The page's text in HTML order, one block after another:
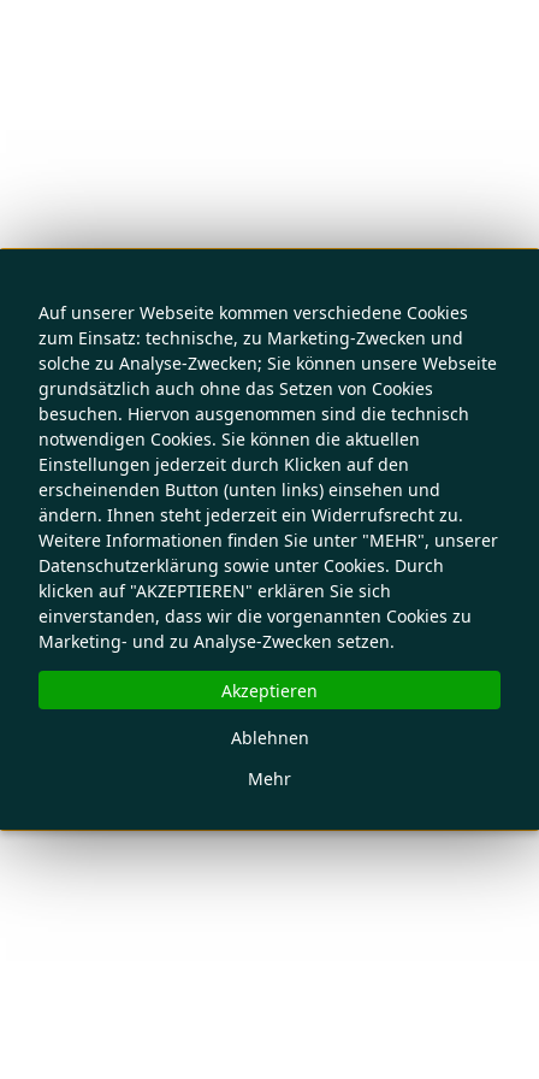
Auf unserer Webseite kommen verschiedene Cookies
zum Einsatz: technische, zu Marketing-Zwecken und
solche zu Analyse-Zwecken; Sie können unsere Webseite
grundsätzlich auch ohne das Setzen von Cookies
besuchen. Hiervon ausgenommen sind die technisch
notwendigen Cookies. Sie können die aktuellen
Einstellungen jederzeit durch Klicken auf den
erscheinenden Button (unten links) einsehen und
ändern. Ihnen steht jederzeit ein Widerrufsrecht zu.
Weitere Informationen finden Sie unter "MEHR", unserer
Datenschutzerklärung sowie unter Cookies. Durch
klicken auf "AKZEPTIEREN" erklären Sie sich
einverstanden, dass wir die vorgenannten Cookies zu
Marketing- und zu Analyse-Zwecken setzen.
Mehr
Ablehnen
Akzeptieren